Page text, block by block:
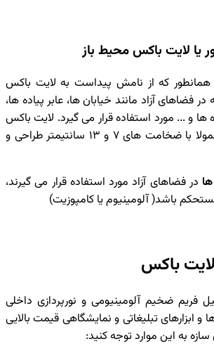
یا لایت باکس محیط باز
همانطور که از نامش پیداست به لایت باکس
فضاهای آزاد مانند خیابان ها، عابر پیاده ها،
و ... مورد استفاده قرار می گیرد. لایت باکس
های فضای خارجی معمولا با ضخامت های ۷ و ۱۳ سانتیمتر طراحی و
در فضاهای آزاد مورد استفاده قرار می گیرند،
باشد( آلومینیوم یا کامپوزیت)
باکس
فریم ضخیم آلومینیومی و نورپردازی داخلی
ابزارهای تبلیغاتی و نمایشگاهی قیمت بالایی
به این موارد توجه کنید: